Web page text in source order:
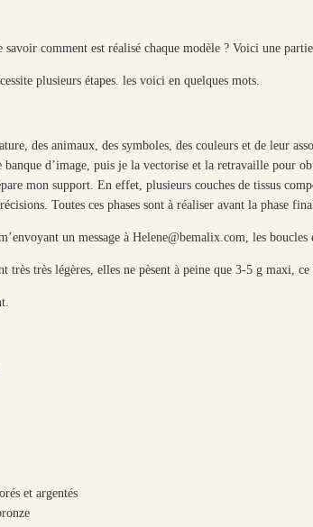
savoir comment est réalisé chaque modèle ? Voici une
plusieurs étapes. les voici en quelques mots.
des animaux, des symboles, des couleurs et de leur
banque d’image, puis je la vectorise et la retravaille pour
mon support. En effet, plusieurs couches de tissus
Toutes ces phases sont à réaliser avant la phase
un message à Helene@bemalix.com, les
très très légères, elles ne pèsent à peine que 3-5 g maxi,
et argentés